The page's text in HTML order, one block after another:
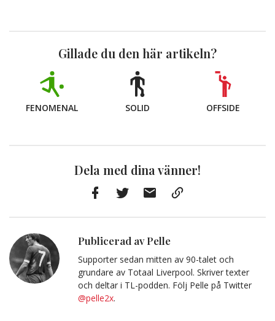
Gillade du den här artikeln?
FENOMENAL SOLID OFFSIDE
Dela med dina vänner!
Publicerad av Pelle
Supporter sedan mitten av 90-talet och
grundare av Totaal Liverpool. Skriver texter
och deltar i TL-podden. Följ Pelle på Twitter
@pelle2x.